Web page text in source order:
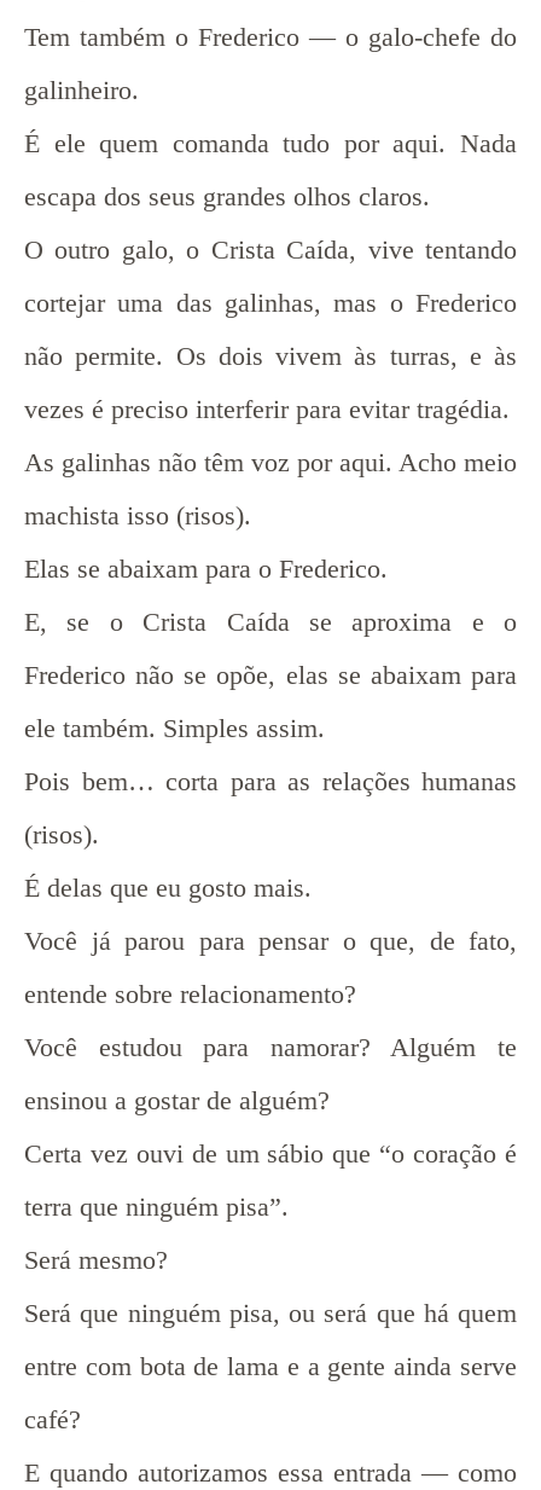
Tem também o Frederico — o galo-chefe do
galinheiro.
É ele quem comanda tudo por aqui. Nada
escapa dos seus grandes olhos claros.
O outro galo, o Crista Caída, vive tentando
cortejar uma das galinhas, mas o Frederico
não permite. Os dois vivem às turras, e às
vezes é preciso interferir para evitar tragédia.
As galinhas não têm voz por aqui. Acho meio
machista isso (risos).
Elas se abaixam para o Frederico.
E, se o Crista Caída se aproxima e o
Frederico não se opõe, elas se abaixam para
ele também. Simples assim.
Pois bem… corta para as relações humanas
(risos).
É delas que eu gosto mais.
Você já parou para pensar o que, de fato,
entende sobre relacionamento?
Você estudou para namorar? Alguém te
ensinou a gostar de alguém?
Certa vez ouvi de um sábio que “o coração é
terra que ninguém pisa”.
Será mesmo?
Será que ninguém pisa, ou será que há quem
entre com bota de lama e a gente ainda serve
café?
E quando autorizamos essa entrada — como